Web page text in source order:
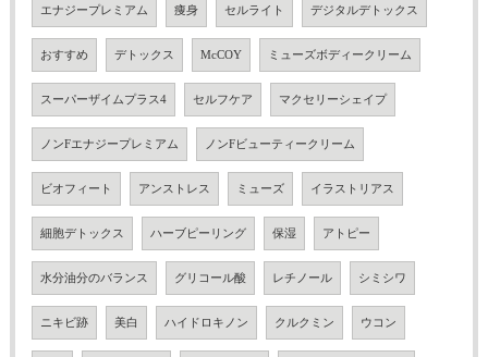
エナジープレミアム 痩身 セルライト デジタルデトックス
おすすめ デトックス McCOY ミューズボディークリーム
スーパーザイムプラス4 セルフケア マクセリーシェイプ
ノンFエナジープレミアム ノンFビューティークリーム
ビオフィート アンストレス ミューズ イラストリアス
細胞デトックス ハーブピーリング 保湿 アトピー
水分油分のバランス グリコール酸 レチノール シミシワ
ニキビ跡 美白 ハイドロキノン クルクミン ウコン